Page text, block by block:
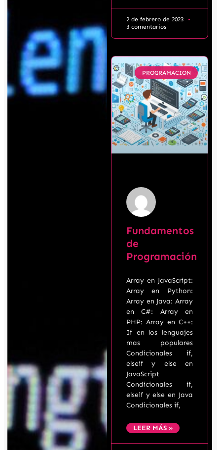
2 de febrero de 2023
3 comentarios
PROGRAMACION
Fundamentos
de
Programación
Array en JavaScript:
Array en Python:
Array en Java: Array
en C#: Array en
PHP: Array en C++:
If en los lenguajes
mas populares
Condicionales if,
elseif y else en
JavaScript
Condicionales if,
elseif y else en Java
Condicionales if,
LEER MÁS »